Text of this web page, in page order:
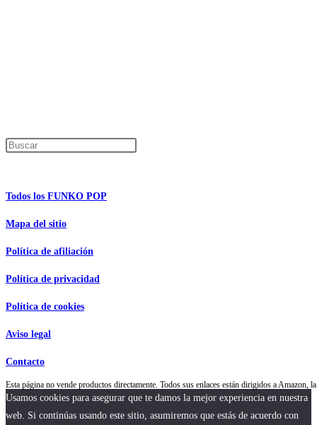
Todos los FUNKO POP
Mapa del sitio
Política de afiliación
Política de privacidad
Política de cookies
Aviso legal
Contacto
Esta página no vende productos directamente. Todos sus enlaces están dirigidos a
Usamos cookies para asegurar que te damos la mejor experiencia en nuestra
web. Si continúas usando este sitio, asumiremos que estás de acuerdo con